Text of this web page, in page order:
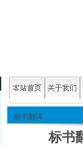
标书翻译
标书翻